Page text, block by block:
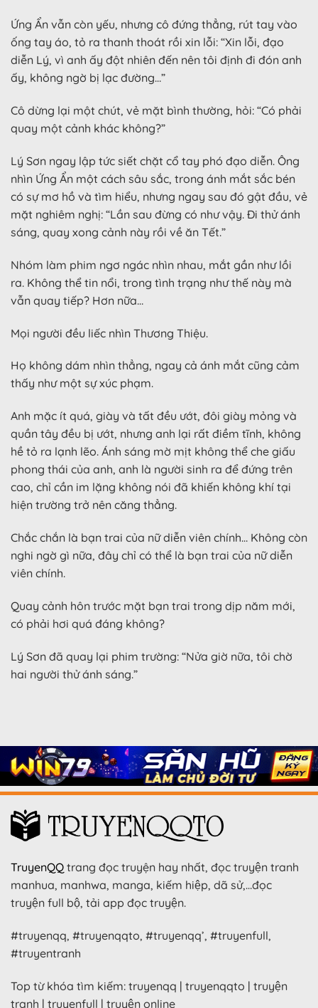
Ứng Ẩn vẫn còn yếu, nhưng cô đứng thẳng, rút tay vào
ống tay áo, tỏ ra thanh thoát rồi xin lỗi: “Xin lỗi, đạo
diễn Lý, vì anh ấy đột nhiên đến nên tôi định đi đón anh
ấy, không ngờ bị lạc đường…”
Cô dừng lại một chút, vẻ mặt bình thường, hỏi: “Có phải
quay một cảnh khác không?”
Lý Sơn ngay lập tức siết chặt cổ tay phó đạo diễn. Ông
nhìn Ứng Ẩn một cách sâu sắc, trong ánh mắt sắc bén
có sự mơ hồ và tìm hiểu, nhưng ngay sau đó gật đầu, vẻ
mặt nghiêm nghị: “Lần sau đừng có như vậy. Đi thử ánh
sáng, quay xong cảnh này rồi về ăn Tết.”
Nhóm làm phim ngơ ngác nhìn nhau, mắt gần như lồi
ra. Không thể tin nổi, trong tình trạng như thế này mà
vẫn quay tiếp? Hơn nữa…
Mọi người đều liếc nhìn Thương Thiệu.
Họ không dám nhìn thẳng, ngay cả ánh mắt cũng cảm
thấy như một sự xúc phạm.
Anh mặc ít quá, giày và tất đều ướt, đôi giày mỏng và
quần tây đều bị ướt, nhưng anh lại rất điềm tĩnh, không
hề tỏ ra lạnh lẽo. Ánh sáng mờ mịt không thể che giấu
phong thái của anh, anh là người sinh ra để đứng trên
cao, chỉ cần im lặng không nói đã khiến không khí tại
hiện trường trở nên căng thẳng.
Chắc chắn là bạn trai của nữ diễn viên chính… Không còn
nghi ngờ gì nữa, đây chỉ có thể là bạn trai của nữ diễn
viên chính.
Quay cảnh hôn trước mặt bạn trai trong dịp năm mới,
có phải hơi quá đáng không?
Lý Sơn đã quay lại phim trường: “Nửa giờ nữa, tôi chờ
hai người thử ánh sáng.”
TruyenQQ trang đọc truyện hay nhất, đọc truyện tranh
manhua, manhwa, manga, kiếm hiệp, dã sử,…đọc
truyện full bộ, tải app đọc truyện.
#truyenqq, #truyenqqto, #truyenqq’, #truyenfull,
#truyentranh
Top từ khóa tìm kiếm: truyenqq | truyenqqto | truyện
tranh | truyenfull | truyện online